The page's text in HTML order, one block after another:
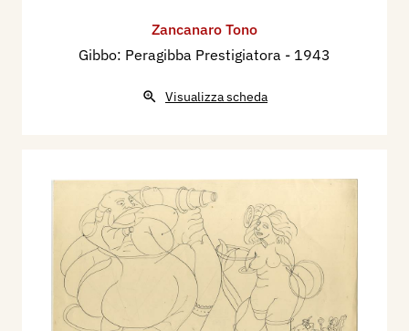
Zancanaro Tono
Gibbo: Peragibba Prestigiatora - 1943
Visualizza scheda